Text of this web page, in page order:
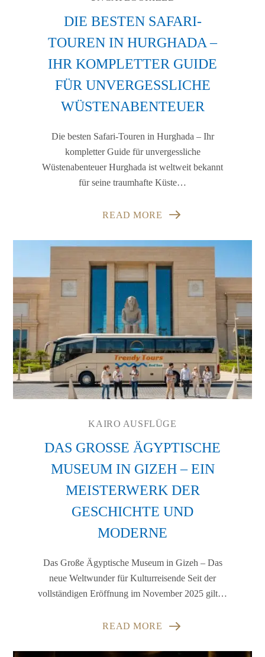
DIE BESTEN SAFARI-
TOUREN IN HURGHADA –
IHR KOMPLETTER GUIDE
FÜR UNVERGESSLICHE
WÜSTENABENTEUER
Die besten Safari-Touren in Hurghada – Ihr
kompletter Guide für unvergessliche
Wüstenabenteuer Hurghada ist weltweit bekannt
für seine traumhafte Küste…
READ MORE
KAIRO AUSFLÜGE
DAS GROSSE ÄGYPTISCHE M
USEUM IN GIZEH – EIN M
EISTERWERK DER G
ESCHICHTE UND M
ODERNE
Das Große Ägyptische Museum in Gizeh – Das
neue Weltwunder für Kulturreisende Seit der
vollständigen Eröffnung im November 2025 gilt…
READ MORE